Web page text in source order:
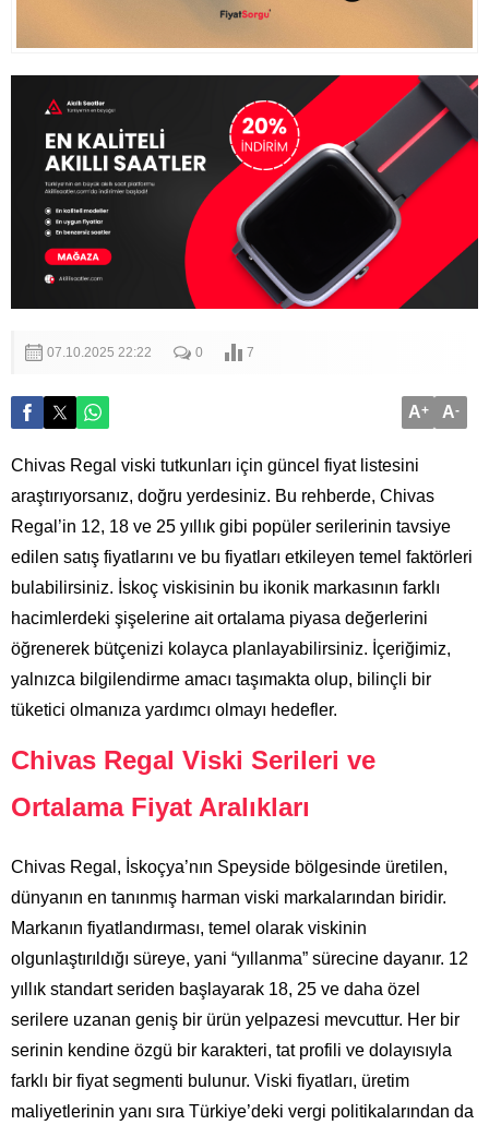
07.10.2025 22:22 0 7
A+ A-
Chivas Regal viski tutkunları için güncel fiyat listesini
araştırıyorsanız, doğru yerdesiniz. Bu rehberde, Chivas
Regal’in 12, 18 ve 25 yıllık gibi popüler serilerinin tavsiye
edilen satış fiyatlarını ve bu fiyatları etkileyen temel faktörleri
bulabilirsiniz. İskoç viskisinin bu ikonik markasının farklı
hacimlerdeki şişelerine ait ortalama piyasa değerlerini
öğrenerek bütçenizi kolayca planlayabilirsiniz. İçeriğimiz,
yalnızca bilgilendirme amacı taşımakta olup, bilinçli bir
tüketici olmanıza yardımcı olmayı hedefler.
Chivas Regal Viski Serileri ve
Ortalama Fiyat Aralıkları
Chivas Regal, İskoçya’nın Speyside bölgesinde üretilen,
dünyanın en tanınmış harman viski markalarından biridir.
Markanın fiyatlandırması, temel olarak viskinin
olgunlaştırıldığı süreye, yani “yıllanma” sürecine dayanır. 12
yıllık standart seriden başlayarak 18, 25 ve daha özel
serilere uzanan geniş bir ürün yelpazesi mevcuttur. Her bir
serinin kendine özgü bir karakteri, tat profili ve dolayısıyla
farklı bir fiyat segmenti bulunur. Viski fiyatları, üretim
maliyetlerinin yanı sıra Türkiye’deki vergi politikalarından da